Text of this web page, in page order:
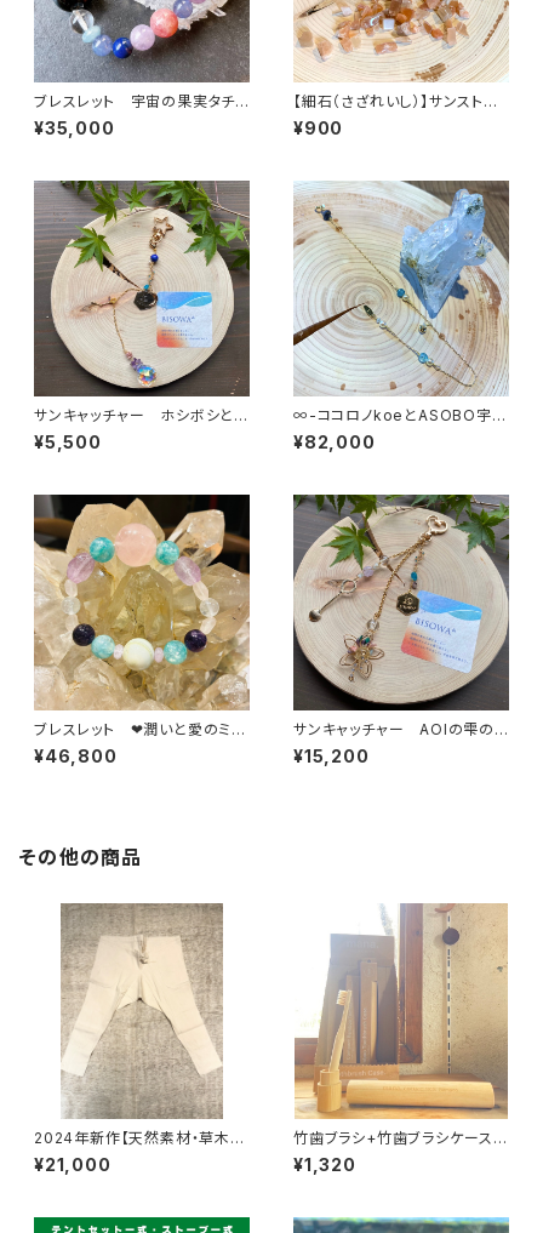
ブレスレット 宇宙の果実タチと
アソボウ
¥35,000
【細石（さざれいし）】サンストー
ン 100g
¥900
サンキャッチャー ホシボシとア
ソブ唄
¥5,500
∞-ココロノkoeとASOBO宇-
∞
¥82,000
ブレスレット ❤潤いと愛のミチ
タ世界の中で❤
¥46,800
サンキャッチャー AOIの雫の
恵みをあなたへ
¥15,200
その他の商品
2024年新作【天然素材・草木染
め】Noragi pants ヘンプコット
ン ナチュラル
¥21,000
竹歯ブラシ+竹歯ブラシケースセ
ット
¥1,320